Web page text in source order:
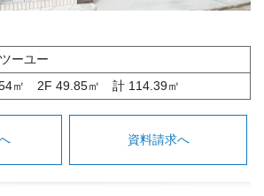
ーユー
㎡ 2F 49.85㎡ 計 114.39㎡
資料請求へ